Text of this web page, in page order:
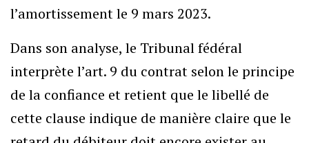
l’amortissement le 9 mars 2023.
Dans son analyse, le Tribunal fédéral
interprète l’art. 9 du contrat selon le principe
de la confiance et retient que le libellé de
cette clause indique de manière claire que le